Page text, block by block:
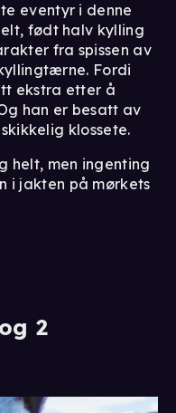
eventyr i denne
født halv kylling
fra spissen av
Fordi
ekstra etter å
han er besatt av
klossete.
helt, men ingenting
i jakten på mørkets
2